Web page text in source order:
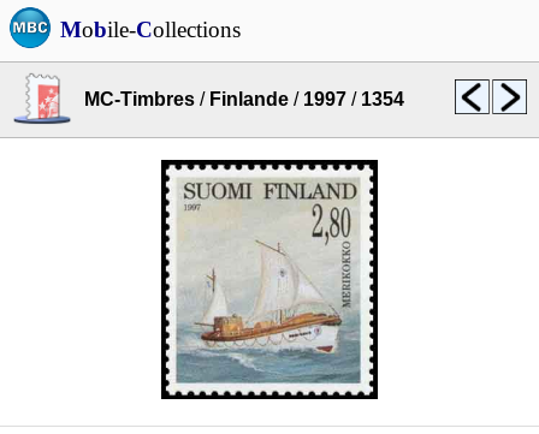
Mobile-Collections
MC-Timbres / Finlande / 1997 / 1354